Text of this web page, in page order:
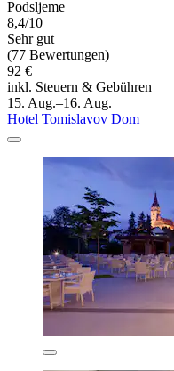
Podsljeme
8,4/10
Sehr gut
(77 Bewertungen)
92 €
inkl. Steuern & Gebühren
15. Aug.–16. Aug.
Hotel Tomislavov Dom